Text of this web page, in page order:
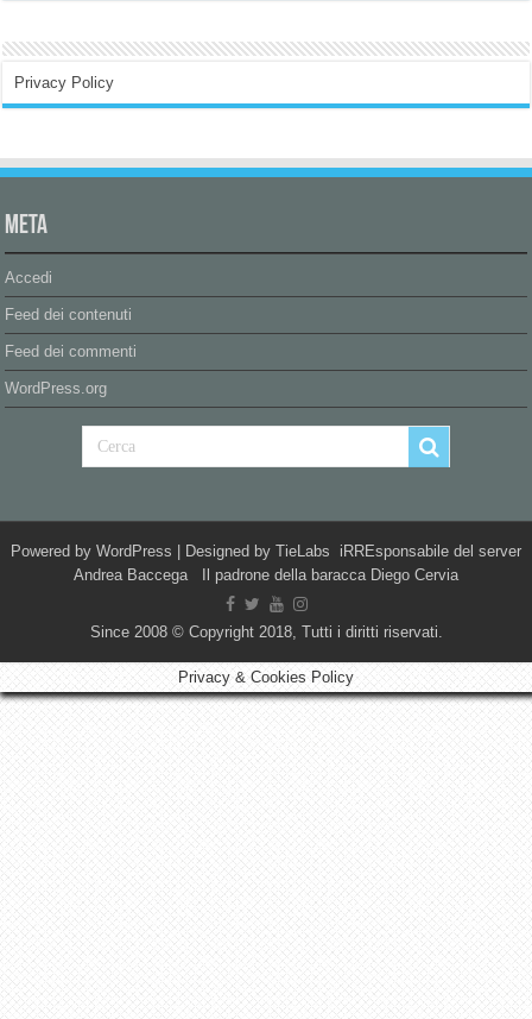
Privacy Policy
Meta
Accedi
Feed dei contenuti
Feed dei commenti
WordPress.org
Powered by WordPress | Designed by TieLabs iRREsponsabile del server
Andrea Baccega Il padrone della baracca Diego Cervia
Since 2008 © Copyright 2018, Tutti i diritti riservati.
Privacy & Cookies Policy